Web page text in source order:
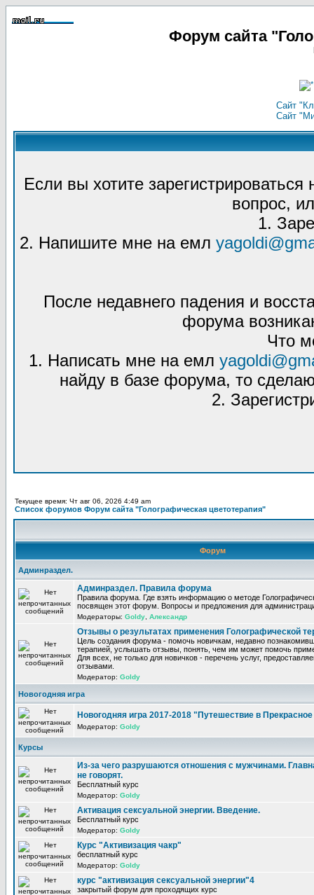
Форум сайта
Сайт
Сайт
Если вы хотите
вопрос,
1.
2. Напишите мне на емл
После недавнего падения и
форума
Что
1. Написать мне на емл
найду в базе форума, то
2.
Текущее время: Чт авг 06, 2026 4:49 am
Список форумов Форум сайта "Голографическая цветотерапия"
Форум
Админраздел.
Админраздел. Правила форума
Правила форума. Где взять информацию о методе
посвящен этот форум. Вопросы и предложения для
Модераторы: Goldy Александр
Отзывы о результатах применения Голографической
Цель создания форума - помочь новичкам, недавно
терапией, услышать отзывы, понять, чем им может помочь
Для всех, не только для новичков - перечень услуг,
отзывами.
Модератор: Goldy
Новогодняя игра
Новогодняя игра 2017-2018 "Путешествие в
Модератор: Goldy
Курсы
Из-за чего разрушаются отношения с мужчинами.
не говорят.
Бесплатный курс
Модератор: Goldy
Активация сексуальной энергии. Введение.
Бесплатный курс
Модератор: Goldy
Курс "Активизация чакр"
бесплатный курс
Модератор: Goldy
курс "активизация сексуальной энергии"4
закрытый форум для проходящих курс